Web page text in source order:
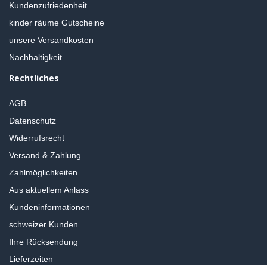
Kundenzufriedenheit
kinder räume Gutscheine
unsere Versandkosten
Nachhaltigkeit
Rechtliches
AGB
Datenschutz
Widerrufsrecht
Versand & Zahlung
Zahlmöglichkeiten
Aus aktuellem Anlass
Kundeninformationen
schweizer Kunden
Ihre Rücksendung
Lieferzeiten